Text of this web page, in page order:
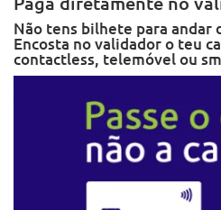
Não tens bilhete para andar
Encosta no validador o teu
contactless, telemóvel ou